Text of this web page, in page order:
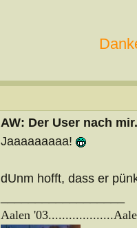
AW: Der User nach
Jaaaaaaaaa!
dUnm hofft, dass er
Aalen '03...................